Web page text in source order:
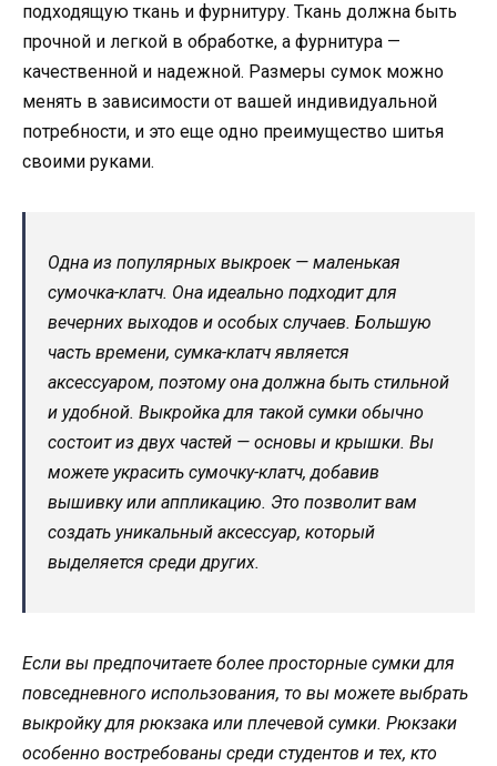
подходящую ткань и фурнитуру. Ткань должна быть
прочной и легкой в обработке, а фурнитура —
качественной и надежной. Размеры сумок можно
менять в зависимости от вашей индивидуальной
потребности, и это еще одно преимущество шитья
своими руками.
Одна из популярных выкроек — маленькая
сумочка-клатч. Она идеально подходит для
вечерних выходов и особых случаев. Большую
часть времени, сумка-клатч является
аксессуаром, поэтому она должна быть стильной
и удобной. Выкройка для такой сумки обычно
состоит из двух частей — основы и крышки. Вы
можете украсить сумочку-клатч, добавив
вышивку или аппликацию. Это позволит вам
создать уникальный аксессуар, который
выделяется среди других.
Если вы предпочитаете более просторные сумки для
повседневного использования, то вы можете выбрать
выкройку для рюкзака или плечевой сумки. Рюкзаки
особенно востребованы среди студентов и тех, кто